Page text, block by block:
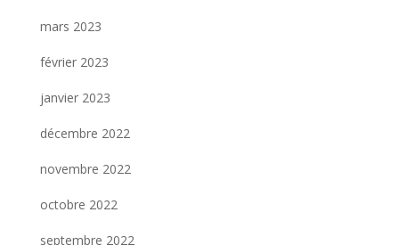
mars 2023
février 2023
janvier 2023
décembre 2022
novembre 2022
octobre 2022
septembre 2022